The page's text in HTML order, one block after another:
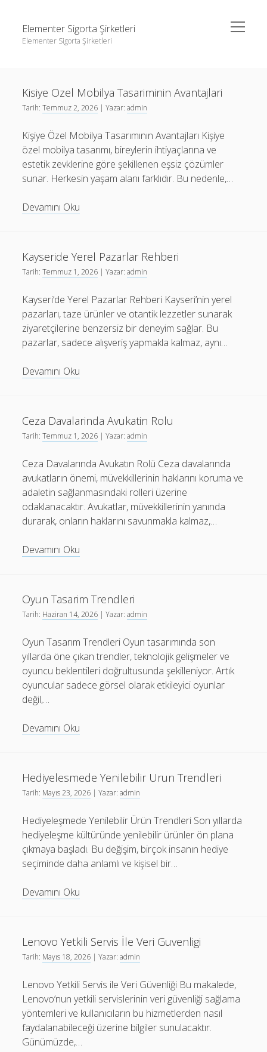
Elementer Sigorta Şirketleri
Elementer Sigorta Şirketleri
menüyü
aç
Instagram Beğeni Çoğaltma
Retweet Yükseltme Bedava
Sayfa Listesi
Instagram Beğeni Çoğaltma
Liste
Retweet Yükseltme Bedava
Sayfa Listesi
Elementer
Sigorta
Yazılar
Kisiye Ozel Mobilya Tasariminin Avantajlari
Tarih:Temmuz 2, 2026 | Yazar:admin
Kişiye Özel Mobilya Tasarımının Avantajları Kişiye
özel mobilya tasarımı, bireylerin ihtiyaçlarına ve
estetik zevklerine göre şekillenen eşsiz çözümler
sunar. Herkesin yaşam alanı farklıdır. Bu nedenle,…
Devamını Oku
Tasariminin
Avantajlari
Kayseride Yerel Pazarlar Rehberi
Tarih:Temmuz 1, 2026 | Yazar:admin
Kayseri’de Yerel Pazarlar Rehberi Kayseri’nin yerel
pazarları, taze ürünler ve otantik lezzetler sunarak
ziyaretçilerine benzersiz bir deneyim sağlar. Bu
pazarlar, sadece alışveriş yapmakla kalmaz, aynı…
Devamını Oku
Rehberi
Ceza Davalarinda Avukatin Rolu
Tarih:Temmuz 1, 2026 | Yazar:admin
Ceza Davalarında Avukatın Rolü Ceza davalarında
avukatların önemi, müvekkillerinin haklarını koruma ve
adaletin sağlanmasındaki rolleri üzerine
odaklanacaktır. Avukatlar, müvekkillerinin yanında
durarak, onların haklarını savunmakla kalmaz,…
Devamını Oku
Oyun Tasarim Trendleri
Tarih: Haziran 14, 2026 | Yazar:admin
Oyun Tasarım Trendleri Oyun tasarımında son
yıllarda öne çıkan trendler, teknolojik gelişmeler ve
oyuncu beklentileri doğrultusunda şekilleniyor. Artık
oyuncular sadece görsel olarak etkileyici oyunlar
değil,…
Devamını Oku
Hediyelesmede Yenilebilir Urun Trendleri
Tarih: Mayıs 23, 2026 | Yazar:admin
Hediyeleşmede Yenilebilir Ürün Trendleri Son yıllarda
hediyeleşme kültüründe yenilebilir ürünler ön plana
çıkmaya başladı. Bu değişim, birçok insanın hediye
seçiminde daha anlamlı ve kişisel bir…
Devamını Oku
Trendleri
Lenovo Yetkili Servis İle Veri Guvenligi
Tarih: Mayıs 18, 2026 | Yazar:admin
Lenovo Yetkili Servis ile Veri Güvenliği Bu makalede,
Lenovo‘nun yetkili servislerinin veri güvenliği sağlama
yöntemleri ve kullanıcıların bu hizmetlerden nasıl
faydalanabileceği üzerine bilgiler sunulacaktır.
Günümüzde,…